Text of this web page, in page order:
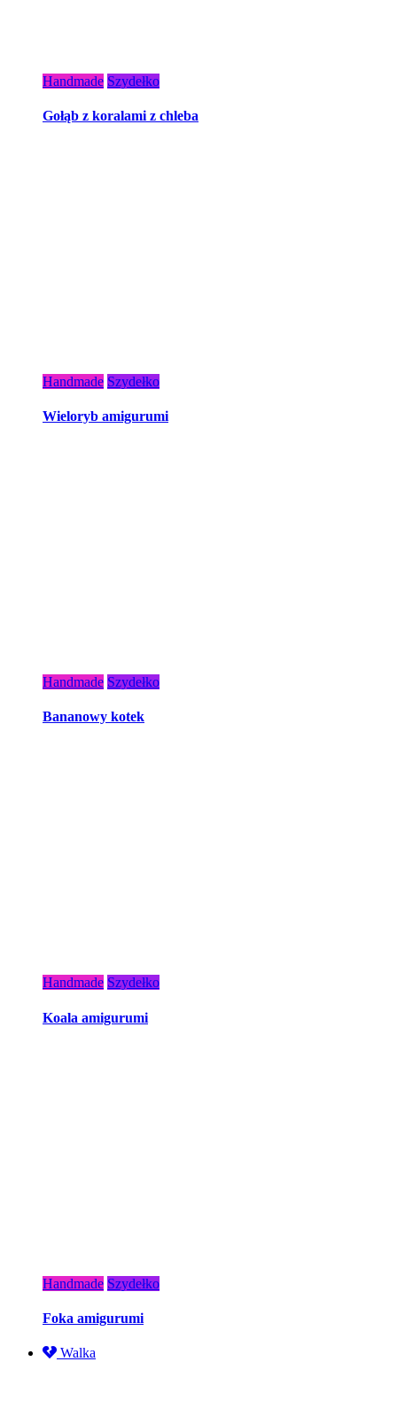
Handmade Szydełko
Gołąb z koralami z chleba
Handmade Szydełko
Wieloryb amigurumi
Handmade Szydełko
Bananowy kotek
Handmade Szydełko
Koala amigurumi
Handmade Szydełko
Foka amigurumi
Walka